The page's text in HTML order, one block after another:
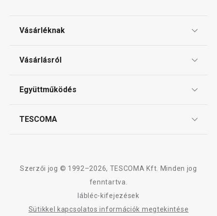
Vásárléknak
Gyakori kérdések
Vásárlásról
Reklamáció és termékvisszaküldés
Együttműködés
TESCOMA
Szerzői jog © 1992–2026, TESCOMA Kft. Minden jog
fenntartva.
lábléc-kifejezések
Sütikkel kapcsolatos információk megtekintése